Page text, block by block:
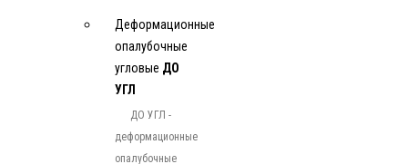
Деформационные
опалубочные
угловые ДО
УГЛ
ДО УГЛ -
деформационные
опалубочные